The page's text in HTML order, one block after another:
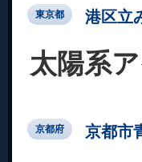
東京都 港区立
太陽系
京都府 京都市